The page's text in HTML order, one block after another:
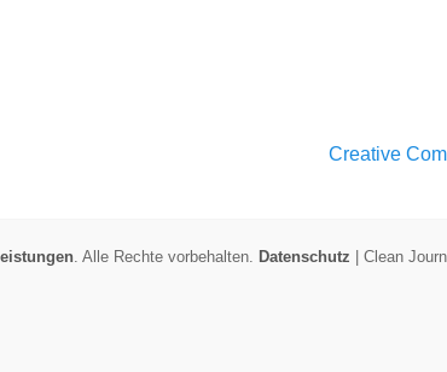
Creative
. Alle Rechte vorbehalten. Datenschutz | Clean